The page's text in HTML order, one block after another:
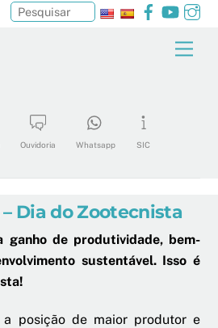
Facebook
Ouvidoria Whatsapp SIC
Pesquisar
– Dia do Zootecnista
ganho de produtividade, bem-
sustentável. Isso é
posição de maior produtor e